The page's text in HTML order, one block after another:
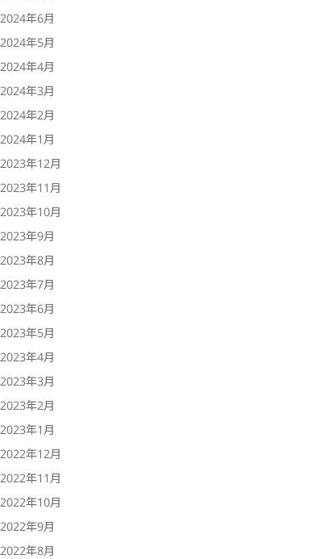
2024年6月
2024年5月
2024年4月
2024年3月
2024年2月
2024年1月
2023年12月
2023年11月
2023年10月
2023年9月
2023年8月
2023年7月
2023年6月
2023年5月
2023年4月
2023年3月
2023年2月
2023年1月
2022年12月
2022年11月
2022年10月
2022年9月
2022年8月